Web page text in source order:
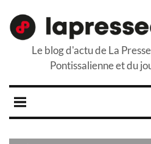
Le blog d'actu de La
Pontissalienne et du